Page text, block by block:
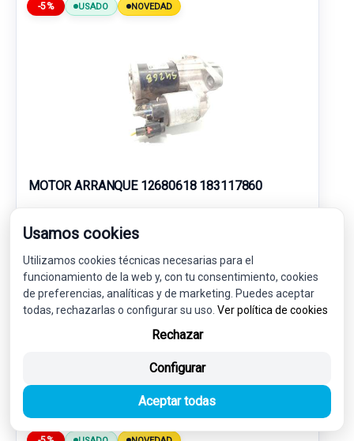
-5% USADO NOVEDAD
MOTOR ARRANQUE 12680618 183117860
50,00 €
47,50 € sin IVA.
57,48 €
OEM: 12680618
Usamos cookies
Utilizamos cookies técnicas necesarias para el
funcionamiento de la web y, con tu consentimiento, cookies
de preferencias, analíticas y de marketing. Puedes aceptar
todas, rechazarlas o configurar su uso. Ver política de cookies
Rechazar
Configurar
Aceptar todas